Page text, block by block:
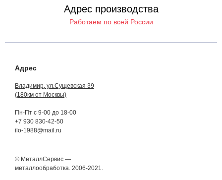
Адрес производства
Работаем по всей России
Адрес
Владимир, ул.Сущевская 39
(180км от Москвы)
Пн-Пт с 9-00 до 18-00
+7 930 830-42-50
ilo-1988@mail.ru
© МеталлСервис —
металлообработка. 2006-2021.